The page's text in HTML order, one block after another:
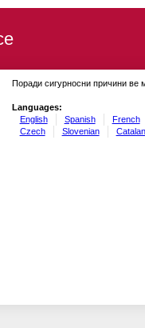
Поради сигурносни причини ве
Languages:
English
Spanish French
Czech
Slovenian Catalan